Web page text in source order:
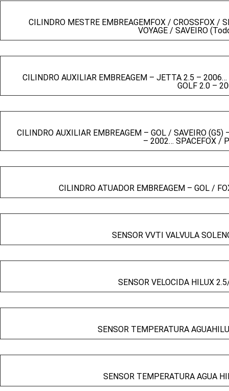
CILINDRO MESTRE EMBREAGEMFOX / CROSSFOX /
VOYAGE / SAVEIRO
CILINDRO AUXILIAR EMBREAGEM – JETTA 2.5 –
GOLF 2.0 –
CILINDRO AUXILIAR EMBREAGEM – GOL / SAVEIRO
– 2002… SPACEFOX /
CILINDRO ATUADOR EMBREAGEM – GOL /
SENSOR VVTI VALVULA
SENSOR VELOCIDA HILUX
SENSOR TEMPERATURA
SENSOR TEMPERATURA AGUA